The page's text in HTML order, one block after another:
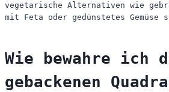
vegetarische Alternativen wie
mit Feta oder gedünstetes Gemüse
Wie bewahre
gebackenen